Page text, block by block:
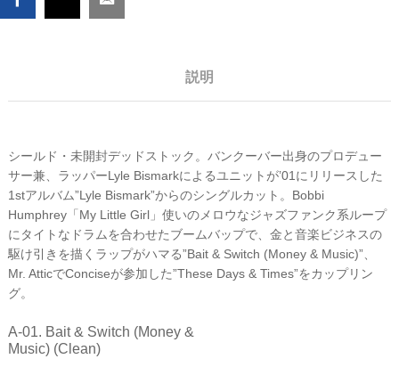
説明
シールド・未開封デッドストック。バンクーバー出身のプロデュー
サー兼、ラッパーLyle Bismarkによるユニットが’01にリリースした
1stアルバム”Lyle Bismark”からのシングルカット。Bobbi
Humphrey「My Little Girl」使いのメロウなジャズファンク系ループ
にタイトなドラムを合わせたブームバップで、金と音楽ビジネスの
駆け引きを描くラップがハマる”Bait & Switch (Money & Music)”、
Mr. AtticでConciseが参加した”These Days & Times”をカップリン
グ。
A-01. Bait & Switch (Money &
Music) (Clean)